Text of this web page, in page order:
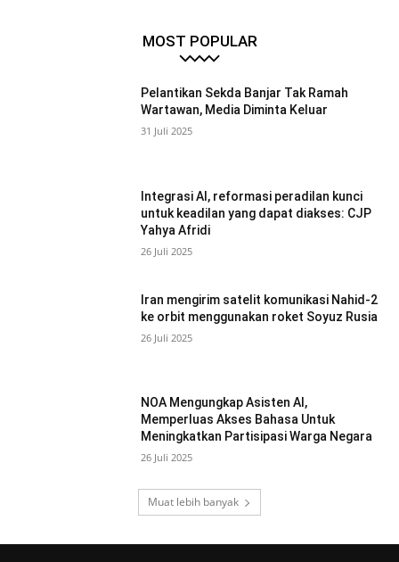
MOST POPULAR
Pelantikan Sekda Banjar Tak Ramah
Wartawan, Media Diminta Keluar
31 Juli 2025
Integrasi AI, reformasi peradilan kunci
untuk keadilan yang dapat diakses: CJP
Yahya Afridi
26 Juli 2025
Iran mengirim satelit komunikasi Nahid-2
ke orbit menggunakan roket Soyuz Rusia
26 Juli 2025
NOA Mengungkap Asisten AI,
Memperluas Akses Bahasa Untuk
Meningkatkan Partisipasi Warga Negara
26 Juli 2025
Muat lebih banyak